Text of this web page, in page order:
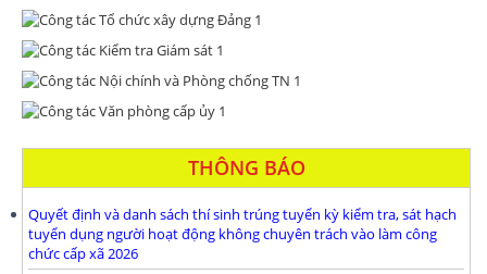
THÔNG BÁO
Quyết định và danh sách thí sinh trúng tuyển kỳ kiểm tra, sát hạch
tuyển dụng người hoạt động không chuyên trách vào làm công
chức cấp xã 2026